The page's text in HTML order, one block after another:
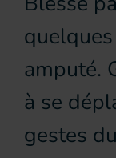
amputé.
à se
gestes